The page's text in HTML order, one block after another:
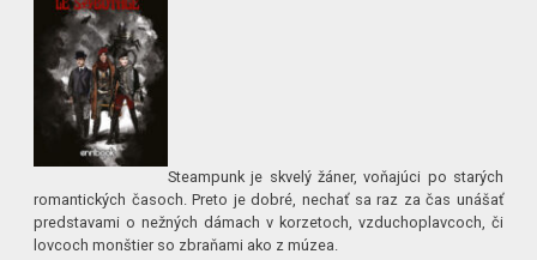
Steampunk je skvelý žáner, voňajúci po starých
romantických časoch. Preto je dobré, nechať sa raz za čas unášať
predstavami o nežných dámach v korzetoch, vzduchoplavcoch, či
lovcoch monštier so zbraňami ako z múzea.